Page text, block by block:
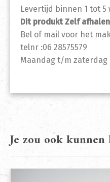
Levertijd binnen 1 tot 5
Dit produkt Zelf
Bel of mail voor het
telnr :06 28575579
Maandag t/m zaterdag
Je zou ook